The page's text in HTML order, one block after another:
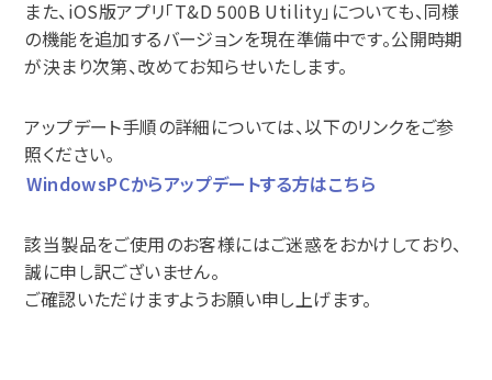
また、iOS版アプリ「T&D 500B Utility」についても、同様
の機能を追加するバージョンを現在準備中です。公開時期
が決まり次第、改めてお知らせいたします。
アップデート手順の詳細については、以下のリンクをご参
照ください。
WindowsPCからアップデートする方はこちら
該当製品をご使用のお客様にはご迷惑をおかけしており、
誠に申し訳ございません。
ご確認いただけますようお願い申し上げます。